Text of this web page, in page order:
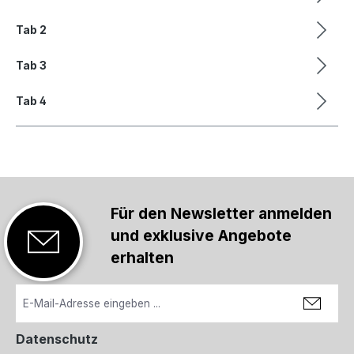
Tab 2
Tab 3
Tab 4
Für den Newsletter anmelden
und exklusive Angebote
erhalten
Datenschutz